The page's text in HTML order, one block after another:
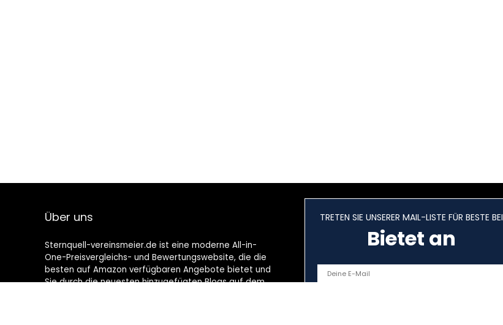
Über uns
Sternquell-vereinsmeier.de ist eine moderne All-in-
One-Preisvergleichs- und Bewertungswebsite, die die
besten auf Amazon verfügbaren Angebote bietet und
Sie durch die neuesten hinzugefügten Blogs auf dem
TRETEN SIE UNSERER MAIL-LISTE FÜR BESTE BEI
Bietet an